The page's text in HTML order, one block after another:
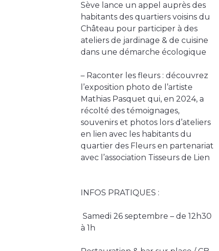
Sève lance un appel auprès des
habitants des quartiers voisins du
Château pour participer à des
ateliers de jardinage & de cuisine
dans une démarche écologique
– Raconter les fleurs : découvrez
l’exposition photo de l’artiste
Mathias Pasquet qui, en 2024, a
récolté des témoignages,
souvenirs et photos lors d’ateliers
en lien avec les habitants du
quartier des Fleurs en partenariat
avec l’association Tisseurs de Lien
INFOS PRATIQUES :
️ Samedi 26 septembre – de 12h30
à 1h